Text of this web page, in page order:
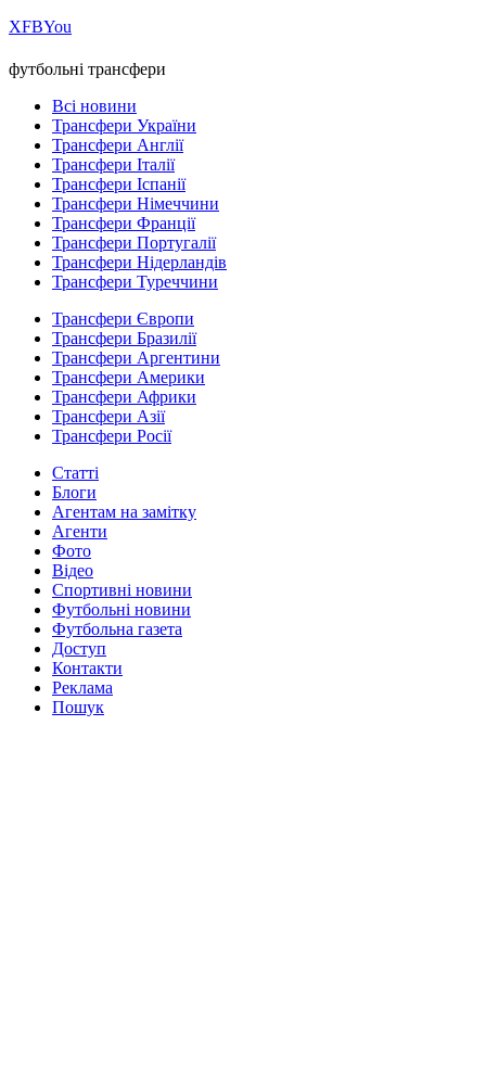
ХFBYou
футбольні трансфери
Всі новини
Трансфери України
Трансфери Англії
Трансфери Італії
Трансфери Іспанії
Трансфери Німеччини
Трансфери Франції
Трансфери Португалії
Трансфери Нідерландів
Трансфери Туреччини
Трансфери Європи
Трансфери Бразилії
Трансфери Аргентини
Трансфери Америки
Трансфери Африки
Трансфери Азії
Трансфери Росії
Статті
Блоги
Агентам на замітку
Агенти
Фото
Відео
Спортивні новини
Футбольні новини
Футбольна газета
Доступ
Контакти
Реклама
Пошук